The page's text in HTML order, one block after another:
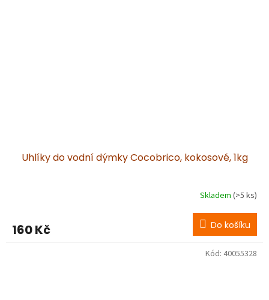
Uhlíky do vodní dýmky Cocobrico, kokosové, 1kg
Skladem (>5 ks)
160 Kč Do košíku
Kód: 40055328